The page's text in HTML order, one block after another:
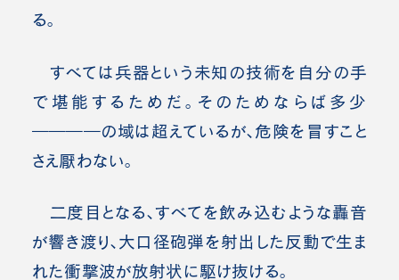
る。
すべては兵器という未知の技術を自分の手
で堪能するためだ。そのためならば多少
――――の域は超えているが、危険を冒すこと
さえ厭わない。
二度目となる、すべてを飲み込むような轟音
が響き渡り、大口径砲弾を射出した反動で生ま
れた衝撃波が放射状に駆け抜ける。